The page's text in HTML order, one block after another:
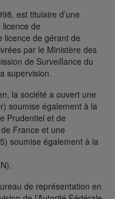
est titulaire d’une
licence de
licence de gérant de
par le Ministère des
de Surveillance du
supervision.
la société a ouvert une
soumise également à la
Prudentiel et de
France et une
soumise également à la
de représentation en